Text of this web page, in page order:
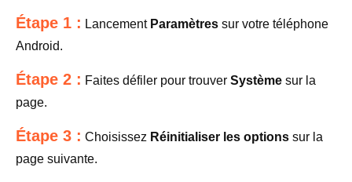
Étape 1 : Lancement Paramètres sur votre téléphone
Android.
Étape 2 : Faites défiler pour trouver Système sur la
page.
Étape 3 : Choisissez Réinitialiser les options sur la
page suivante.